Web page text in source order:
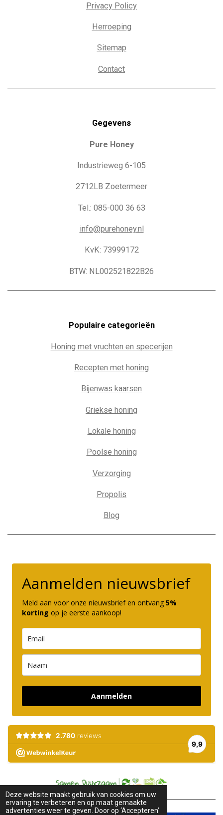
Deze website maakt gebruik van cookies om uw
ervaring te verbeteren en op maat gemaakte
advertenties weer te geven. Door op ‘Accepteren’
Privacy Policy
Herroeping
Sitemap
Contact
Gegevens
Pure Honey
Industrieweg 6-105
2712LB Zoetermeer
Tel.: 085-000 36 63
info@purehoney.nl
KvK: 73999172
BTW: NL002521822B26
Populaire categorieën
Honing met vruchten en specerijen
Recepten met honing
Bijenwas kaarsen
Griekse honing
Lokale honing
Poolse honing
Verzorging
Propolis
Blog
Aanmelden nieuwsbrief
Meld aan voor onze nieuwsbrief en ontvang 5%
korting op je eerste aankoop!
Aanmelden